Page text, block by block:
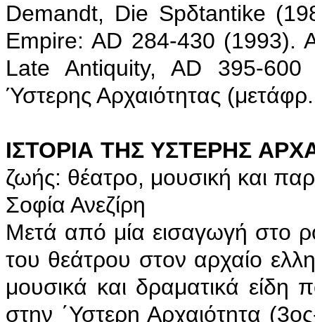
Demandt, Die Spδtantike
Empire: AD 284-430 (1993).
Late Antiquity, AD 395-
Ύστερης Αρχαιότητας
ΙΣΤΟΡΙΑ ΤΗΣ ΥΣΤΕΡΗΣ
ζωής: θέατρο, μουσική και
Σοφία Ανεζίρη
Μετά από μία εισαγωγή στο
του θεάτρου στον αρχαίο
μουσικά και δραματικά είδη
στην ΄Υστερη Αρχαιότητα